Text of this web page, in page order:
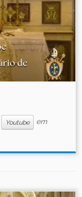
Youtube
em